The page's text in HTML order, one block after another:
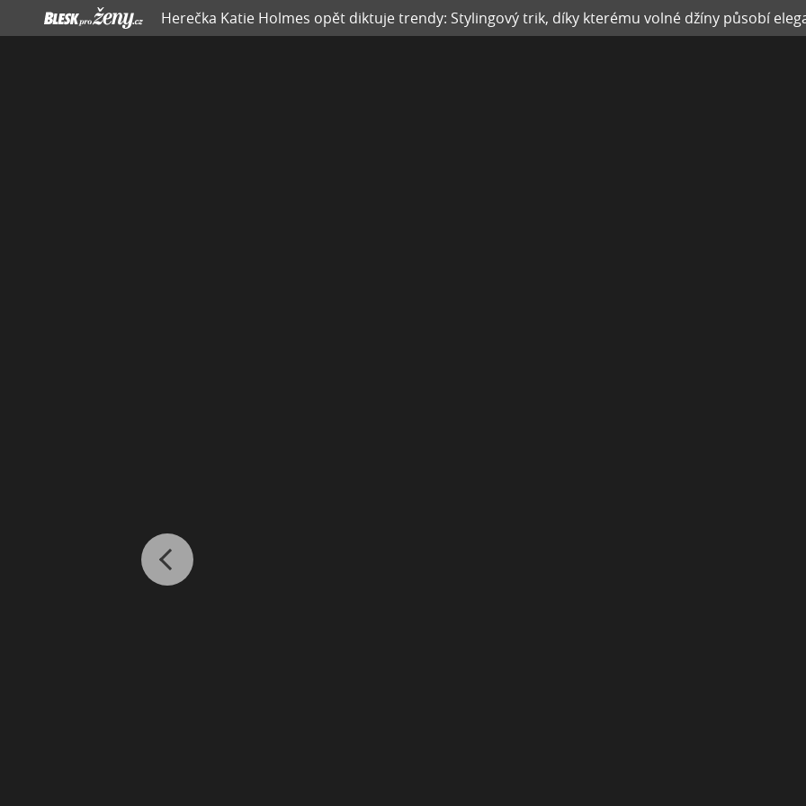
Herečka Katie Holmes opět diktuje trendy: Stylingový trik, díky kterému volné džíny působí